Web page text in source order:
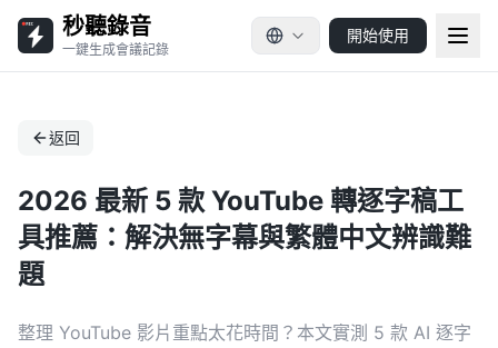
秒聽錄音
一鍵生成會議記錄
開始使用
返回
2026 最新 5 款 YouTube 轉逐字稿工
具推薦：解決無字幕與繁體中文辨識難
題
整理 YouTube 影片重點太花時間？本文實測 5 款 AI 逐字